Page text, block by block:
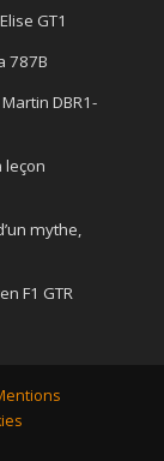
GT1
787B
DBR1-
leçon
mythe,
F1 GTR